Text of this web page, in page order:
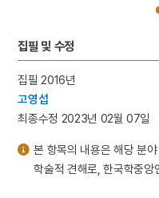
집필 및 수정
집필 2016년
고영섭
최종수정 2023년 02월 07일
본 항목의 내용은 해당 분
학술적 견해로, 한국학중앙